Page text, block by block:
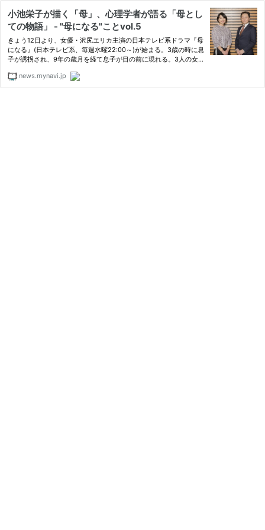
小池栄子が描く「母」、心理学者が語る「母とし
ての物語」 - "母になる"ことvol.5
きょう12日より、女優・沢尻エリカ主演の日本テレビ系ドラマ『母
になる』(日本テレビ系、毎週水曜22:00～)が始まる。3歳の時に息
子が誘拐され、9年の歳月を経て息子が目の前に現れる。3人の女
間育てる「麻子」を演じるのが小池栄子だ。今回、等身大の小池栄
子…
news.mynavi.jp